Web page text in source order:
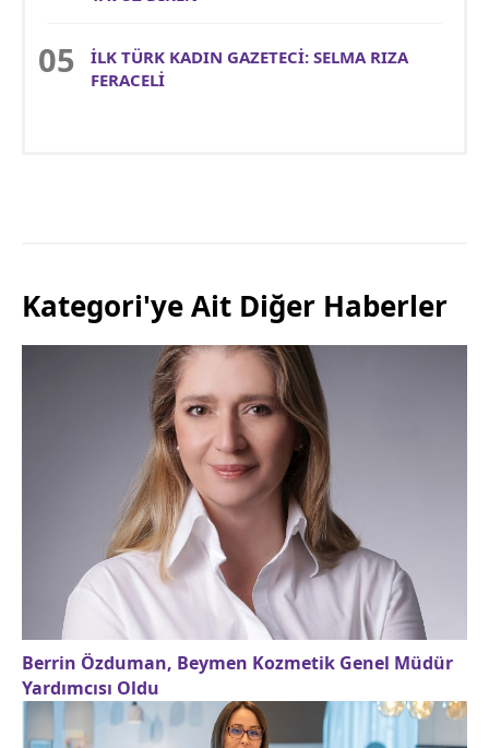
İLK TÜRK KADIN GAZETECİ: SELMA RIZA
FERACELİ
Kategori'ye Ait Diğer Haberler
Berrin Özduman, Beymen Kozmetik Genel Müdür
Yardımcısı Oldu